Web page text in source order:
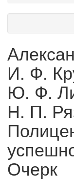
И. Ф.
Ю. Ф.
Н. П.
Очерк